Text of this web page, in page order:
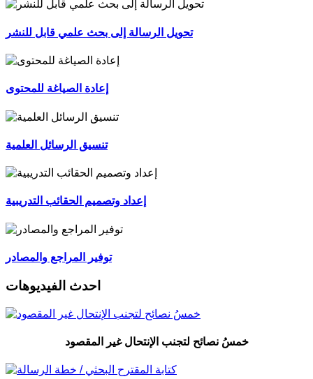
تحويل الرسالة إلى بحث علمي قابل للنشر
إعادة الصياغة للمحتوى
تنسيق الرسائل العلمية
إعداد وتصميم الحقائب التدريبية
توفير المراجع والمصادر
احدث الفيديوهات
خمسُ نصائح لتجنب الإنتحال غير المقصود